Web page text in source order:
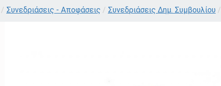
/ Συνεδριάσεις - Αποφάσεις / Συνεδριάσεις Δημ. Συμβουλίου /